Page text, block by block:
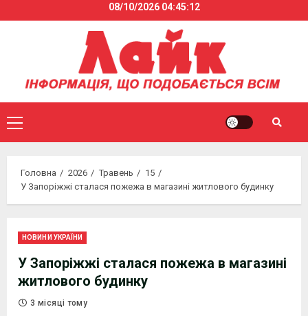
to
08/10/2026 04:45:13
Primary
Menu
Головна 2026 Травень
15
У Запоріжжі сталася пожежа в магазині житлового будинку
НОВИНИ УКРАЇНИ
У Запоріжжі сталася пожежа в магазині
житлового будинку
3 місяці тому